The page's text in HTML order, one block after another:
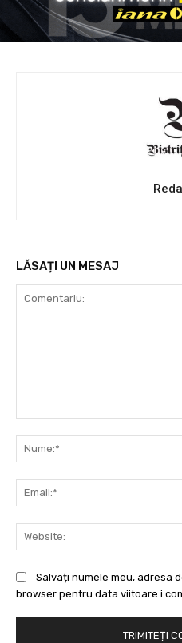
LĂSAȚI UN MESAJ
Salvați numele meu, adresa
browser pentru data viitoare i